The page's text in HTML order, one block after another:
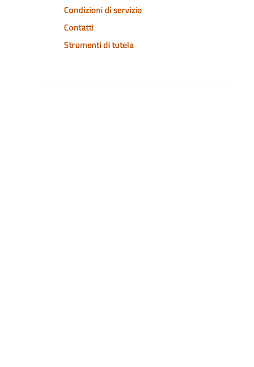
Condizioni di servizio
Contatti
Strumenti di tutela